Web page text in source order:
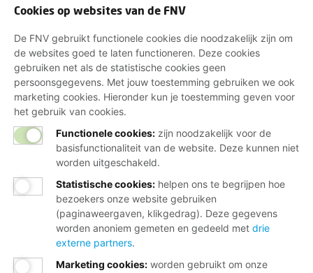
Ik wil meer informatie ontvangen
Wij helpen je graag
Bij al je vragen over werk, inkomen en
lidmaatschap.
Neem contact op met de FNV
Vragen over het lidmaatschap
Vragen over werk en inkomen
Dienstverlening bij jou in de buurt
Meld je aan voor onze nieuwsbrief
Cookies op websites van de FNV
De FNV gebruikt functionele cookies die noodzakelijk zijn om
de websites goed te laten functioneren. Deze cookies
gebruiken net als de statistische cookies geen
persoonsgegevens. Met jouw toestemming gebruiken we ook
marketing cookies. Hieronder kun je toestemming geven voor
het gebruik van cookies.
Functionele cookies: zijn noodzakelijk voor de
basisfunctionaliteit van de website. Deze kunnen niet
worden uitgeschakeld.
Statistische cookies: helpen ons te begrijpen hoe
bezoekers onze website gebruiken
(paginaweergaven, klikgedrag). Deze gegevens
worden anoniem gemeten en gedeeld met drie
externe partners.
Marketing cookies: worden gebruikt om onze